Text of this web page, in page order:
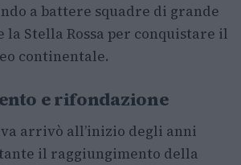
a battere squadre di grande
la Stella Rossa per conquistare il
continentale.
e rifondazione
arrivò all’inizio degli anni
il raggiungimento della